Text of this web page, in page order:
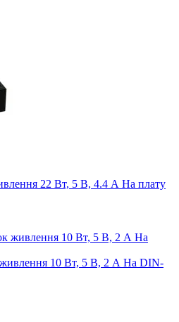
22 Вт, 5 В, 4.4 А На плату
10 Вт, 5 В, 2 А На DIN-